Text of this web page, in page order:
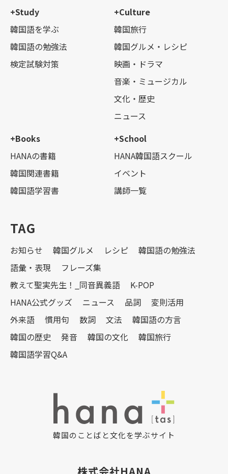
+Study
韓国語を学ぶ
韓国語の勉強法
検定試験対策
+Culture
韓国旅行
韓国グルメ・レシピ
映画・ドラマ
音楽・ミュージカル
文化・歴史
ニュース
+Books
HANAの書籍
韓国関連書籍
韓国語学習書
+School
HANA韓国語スクール
イベント
講師一覧
TAG
お知らせ 韓国グルメ レシピ
韓国語の勉強法
語彙・表現
フレーズ集
教えて聖実先生！_同音異義語
K-POP
HANA公式グッズ
ニュース 品詞
変則活用
外来語
慣用句 数詞 文法
韓国語の方言
韓国の歴史
発音 韓国の文化
韓国旅行
韓国語学習Q&A
韓国のことばと文化を学ぶサイト